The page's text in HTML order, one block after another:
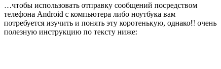
…чтобы использовать отправку сообщений посредством
телефона Android с компьютера либо ноутбука вам
потребуется изучить и понять эту коротенькую, однако!! очень
полезную инструкцию по тексту ниже: